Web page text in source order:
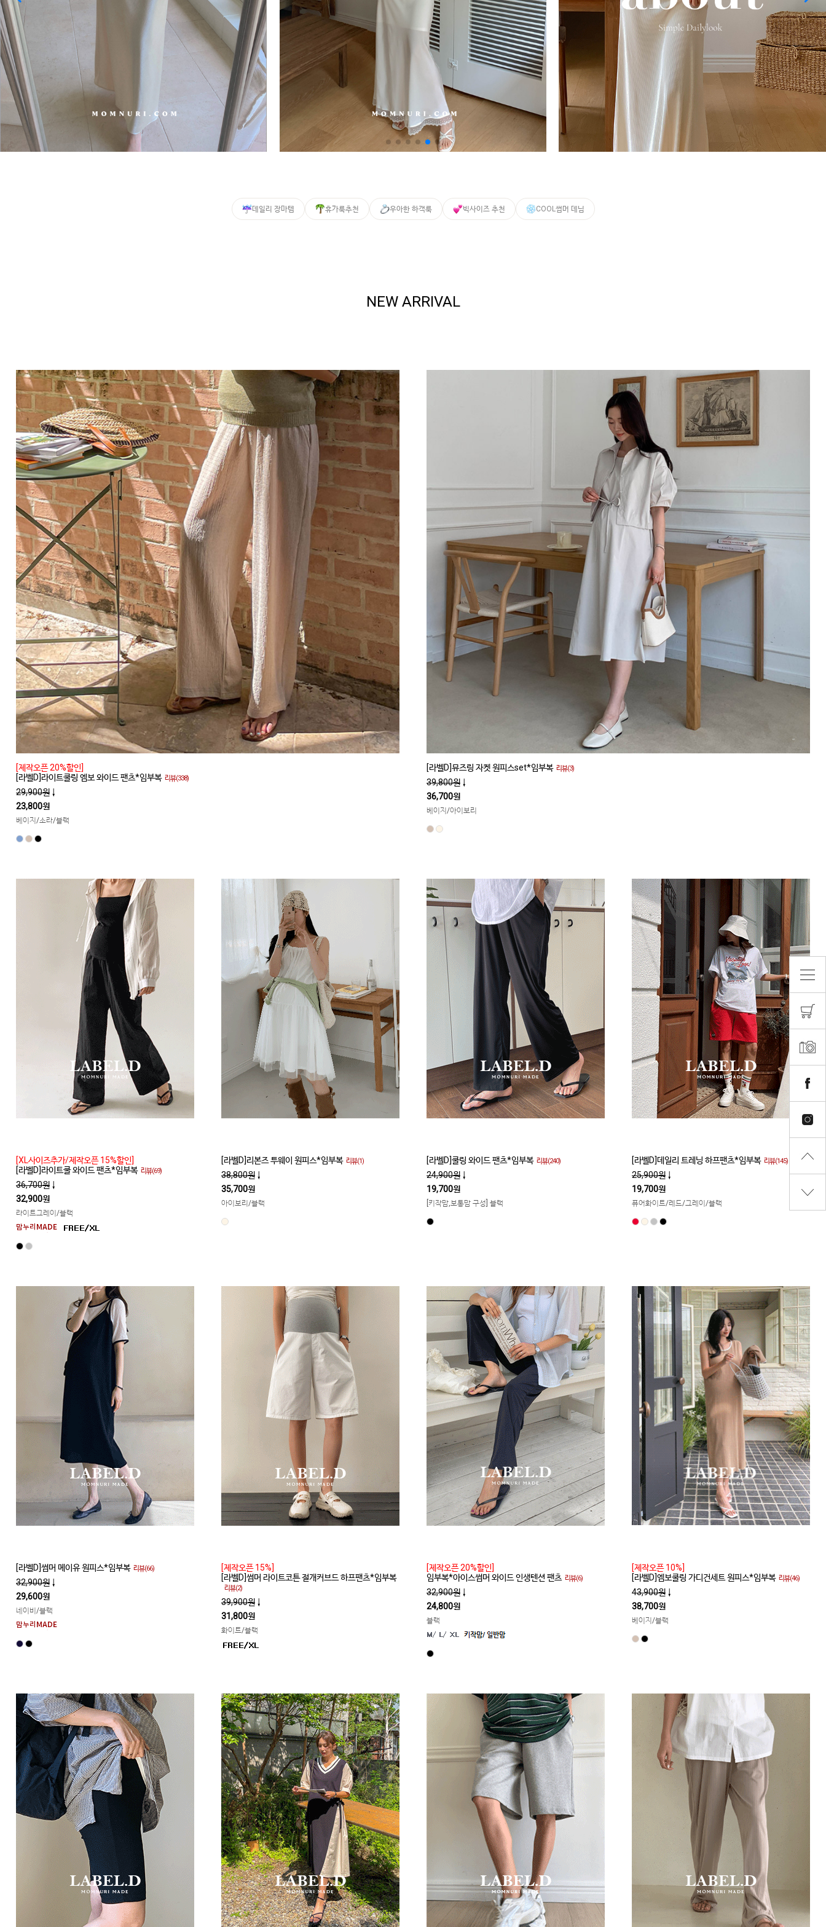
커뮤니티
이벤트
리뷰
다이어리
리얼체험단모집
만삭사진컨테스트
로그인
회원가입
마이페이지
장바구니
개인결제
데일리 장마템 휴가룩추천 우아한 하객룩 빅사이즈 추천 COOL썸머 데님
NEW ARRIVAL
[제작오픈 20%할인]
[라벨D]라이트쿨링 엠보 와이드 팬츠*임부복 리뷰(338)
29,900원 ↓
23,800원
베이지/소라/블랙
[라벨D]뮤즈링 자켓 원피스set*임부복 리뷰(3)
39,800원 ↓
36,700원
베이지/아이보리
[XL사이즈추가/제작오픈 15%할인]
[라벨D]라이트쿨 와이드 팬츠*임부복 리뷰(69)
36,700원 ↓
32,900원
라이트그레이/블랙
[라벨D]리본즈 투웨이 원피스*임부복 리뷰(1)
38,800원 ↓
35,700원
아이보리/블랙
[라벨D]쿨링 와이드 팬츠*임부복 리뷰(240)
24,900원 ↓
19,700원
[키작맘,보통맘 구성] 블랙
[라벨D]데일리 트레닝 하프팬츠*임부복 리뷰(145)
25,900원 ↓
19,700원
퓨어화이트/레드/그레이/블랙
[라벨D]썸머 메이유 원피스*임부복 리뷰(66)
32,900원 ↓
29,600원
네이비/블랙
[제작오픈 15%]
[라벨D]썸머 라이트코튼 절개커브드 하프팬츠*임부복
리뷰(2)
39,900원 ↓
31,800원
화이트/블랙
[제작오픈 20%할인]
임부복*아이스썸머 와이드 인생텐션 팬츠 리뷰(6)
32,900원 ↓
24,800원
블랙
[제작오픈 10%]
[라벨D]엠보쿨링 가디건세트 원피스*임부복 리뷰(46)
43,900원 ↓
38,700원
베이지/블랙